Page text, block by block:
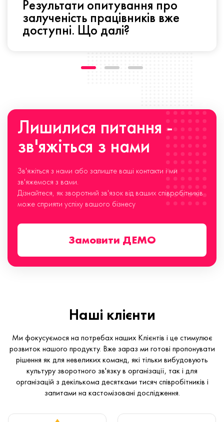
Результати опитування про
залученість працівників вже
доступні. Що далі?
Лишилися питання -
зв'яжіться з нами
Зв'яжіться з нами або залиште ваші контакти і ми
зв'яжемося з вами.
Дізнайтеся, як зворотний зв'язок від ваших співробітників
може сприяти успіху вашого бізнесу
Замовити ДЕМО
Наші клієнти
Ми фокусуємося на потребах наших Клієнтів і це стимулює
розвиток нашого продукту. Вже зараз ми готові пропонувати
рішення як для невеликих команд, які тільки вибудовують
культуру зворотного зв'язку в організації, так і для
організацій з декількома десятками тисяч співробітників і
запитами на кастомізовані дослідження.